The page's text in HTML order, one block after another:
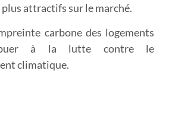
attractifs sur le marché.
carbonedes logements
à la lutte contre le
climatique.